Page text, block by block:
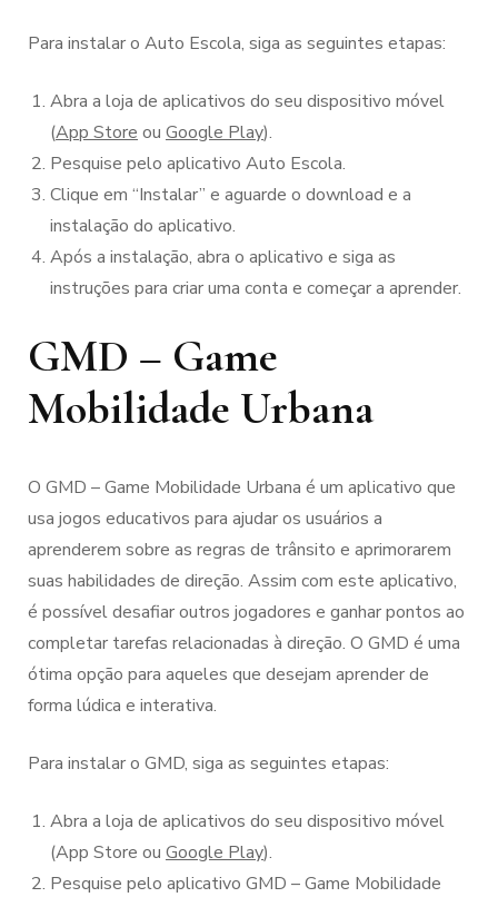
Para instalar o Auto Escola, siga as seguintes etapas:
Abra a loja de aplicativos do seu dispositivo móvel
(App Store ou Google Play).
Pesquise pelo aplicativo Auto Escola.
Clique em “Instalar” e aguarde o download e a
instalação do aplicativo.
Após a instalação, abra o aplicativo e siga as
instruções para criar uma conta e começar a aprender.
GMD – Game
Mobilidade Urbana
O GMD – Game Mobilidade Urbana é um aplicativo que
usa jogos educativos para ajudar os usuários a
aprenderem sobre as regras de trânsito e aprimorarem
suas habilidades de direção. Assim com este aplicativo,
é possível desafiar outros jogadores e ganhar pontos ao
completar tarefas relacionadas à direção. O GMD é uma
ótima opção para aqueles que desejam aprender de
forma lúdica e interativa.
Para instalar o GMD, siga as seguintes etapas:
Abra a loja de aplicativos do seu dispositivo móvel
(App Store ou Google Play).
Pesquise pelo aplicativo GMD – Game Mobilidade